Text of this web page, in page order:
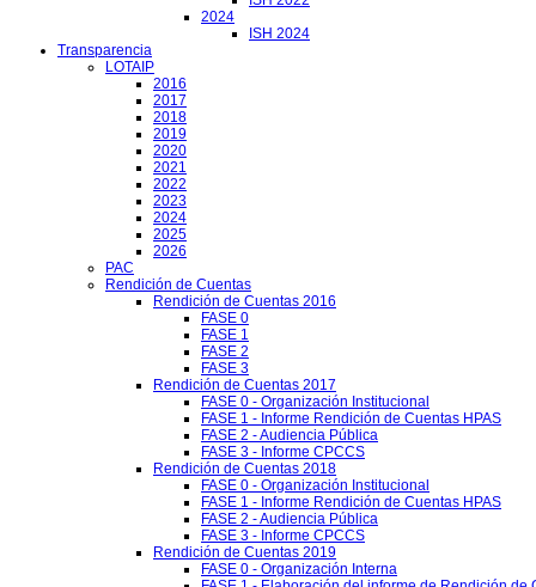
2024
ISH 2024
Transparencia
LOTAIP
2016
2017
2018
2019
2020
2021
2022
2023
2024
2025
2026
PAC
Rendición de Cuentas
Rendición de Cuentas 2016
FASE 0
FASE 1
FASE 2
FASE 3
Rendición de Cuentas 2017
FASE 0 - Organización Institucional
FASE 1 - Informe Rendición de Cuentas HPAS
FASE 2 - Audiencia Pública
FASE 3 - Informe CPCCS
Rendición de Cuentas 2018
FASE 0 - Organización Institucional
FASE 1 - Informe Rendición de Cuentas HPAS
FASE 2 - Audiencia Pública
FASE 3 - Informe CPCCS
Rendición de Cuentas 2019
FASE 0 - Organización Interna